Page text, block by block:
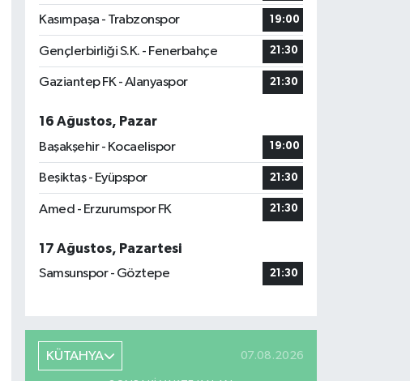
Kasımpaşa - Trabzonspor 19:00
Gençlerbirliği S.K. - Fenerbahçe 21:30
Gaziantep FK - Alanyaspor 21:30
16 Ağustos, Pazar
Başakşehir - Kocaelispor
19:00
Beşiktaş - Eyüpspor 21:30
Amed - Erzurumspor FK 21:30
17 Ağustos, Pazartesi
Samsunspor - Göztepe
21:30
KÜTAHYA 07.08.2026